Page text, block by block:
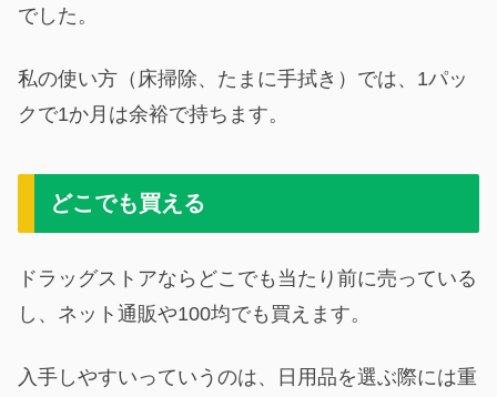
でした。
私の使い方（床掃除、たまに手拭き）では、1パッ
クで1か月は余裕で持ちます。
どこでも買える
ドラッグストアならどこでも当たり前に売っている
し、ネット通販や100均でも買えます。
入手しやすいっていうのは、日用品を選ぶ際には重